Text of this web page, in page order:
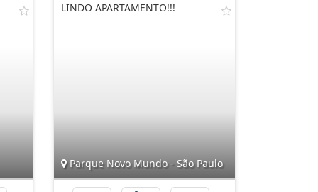
LINDO APARTAMENTO!!!
Parque Novo Mundo - São Paulo